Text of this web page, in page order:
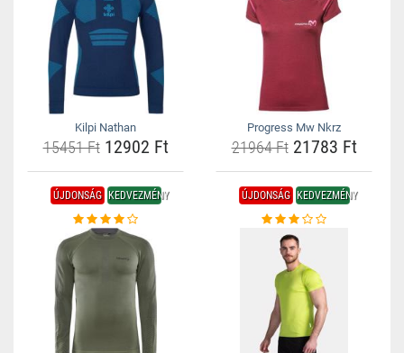
Kilpi Nathan
15451 Ft12902 Ft
Progress Mw Nkrz
21964 Ft21783 Ft
ÚJDONSÁG KEDVEZMÉNY ÚJDONSÁG KEDVEZMÉNY